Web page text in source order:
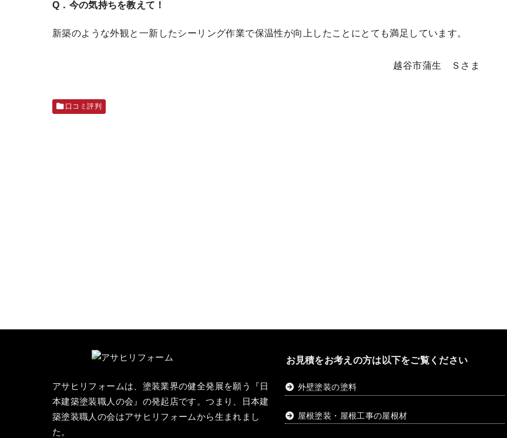
Q．今の気持ちを教えて！
新築のような外観と一新したシーリング作業で保温性が向上したことにとても満足しています。
越谷市蒲生 Ｓさま
口コミ評判
アサヒリフォームは、塗装業界の健全発展を願う『 日
本建築塗装職人の会 』の発起店です。つまり、日本建
築塗装職人の会はアサヒリフォームから生まれまし
た。
お見積をお考えの方は以下をご覧ください
外壁塗装の塗料
屋根塗装・屋根工事の屋根材